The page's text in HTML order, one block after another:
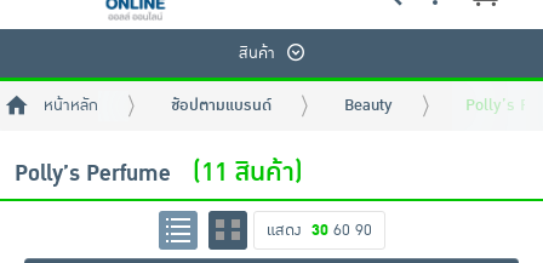
สินค้า
หน้าหลัก ช้อปตามแบรนด์ Beauty Polly’s
Polly’s Perfume (11 สินค้า)
แสดง 30 60 90